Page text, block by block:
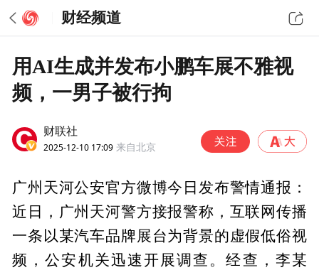
财经频道
用AI生成并发布小鹏车展不雅视
频，一男子被行拘
财联社
2025-12-10 17:09 来自北京
广州天河公安官方微博今日发布警情通报：
近日，广州天河警方接报警称，互联网传播
一条以某汽车品牌展台为背景的虚假低俗视
频，公安机关迅速开展调查。经查，李某